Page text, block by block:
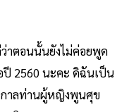
าตอนนั้นยังไม่ค่อยพูด
ปี 2560 นะคะ ดิฉันเป็น
กาลท่านผู้หญิงพูนศุข